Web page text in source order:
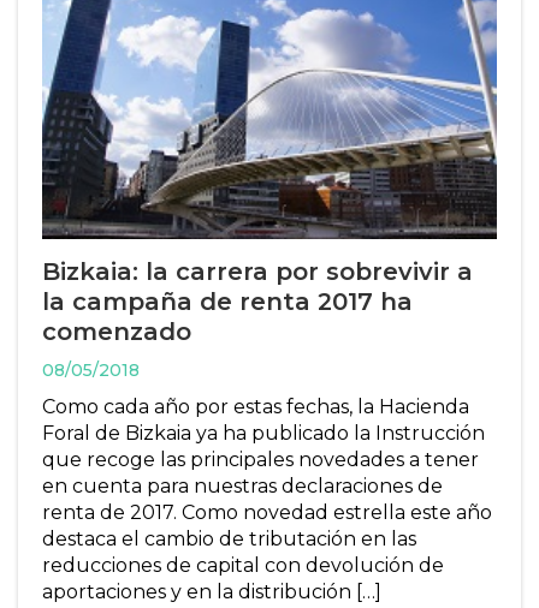
Bizkaia: la carrera por sobrevivir a
la campaña de renta 2017 ha
comenzado
08/05/2018
Como cada año por estas fechas, la Hacienda
Foral de Bizkaia ya ha publicado la Instrucción
que recoge las principales novedades a tener
en cuenta para nuestras declaraciones de
renta de 2017. Como novedad estrella este año
destaca el cambio de tributación en las
reducciones de capital con devolución de
aportaciones y en la distribución […]